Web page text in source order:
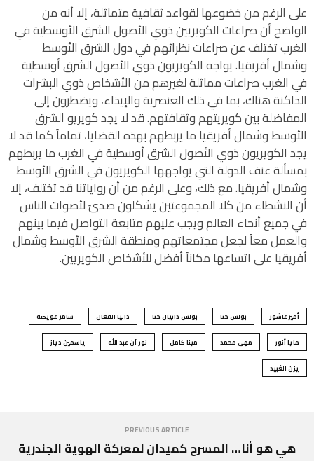
على الرغم من خضوعها لقواعد ثقافية متماثلة، إلا أنه من
الواضح أن صراعات الكويريين ذوي الأصول الشرق الأوسطية في
الغرب تختلف عن صراعات نظرائهم في دول الشرق الأوسط
وشمال أفريقيا. يواجه الكويريون ذوي الأصول الشرق أوسطية
في الغرب صراعات مماثلة لغيرهم من الأشخاص ذوي البشرات
الداكنة هناك، بما في ذلك العنصرية والإيذاء، ويضطرون إلى
المفاضلة بين كويريتهم وثقافتهم. قد لا يجد كويريو الشرق
الأوسط وشمال أفريقيا ما يربطهم بهذه القضايا، تماماً كما قد لا
يجد الكويريون ذوي الأصول الشرق أوسطية في الغرب ما يربطهم
بمسألة عنف الدولة التي يواجهها الكويريون في الشرق الأوسط
وشمال أفريقيا. مع ذلك، وعلى الرغم من أن رواياتنا قد تختلف، إلا
أن النشطاء من كلا المجموعتين يشكلون صدىً لأصوات الناس
في جميع أنحاء العالم ويجب عليهم متابعة التواصل فيما بينهم
والعمل معاً لجعل مجتمعاتهم ومنطقة الشرق الأوسط وشمال
أفريقيا على اتساعها مكاناً أفضل للأشخاص الكويريين.
أمير عاشور بولس حنا بولس دانيال حنا داليا الفغال سامر عويضة
مايا أنور مهى محمد مينا كامل نور آن عبد الله ياسمين دياز
يزن العُبيد
PREVIOUS ARTICLE
هي هو أنا… المسرح كميدان لمعركة الهوية الجندرية